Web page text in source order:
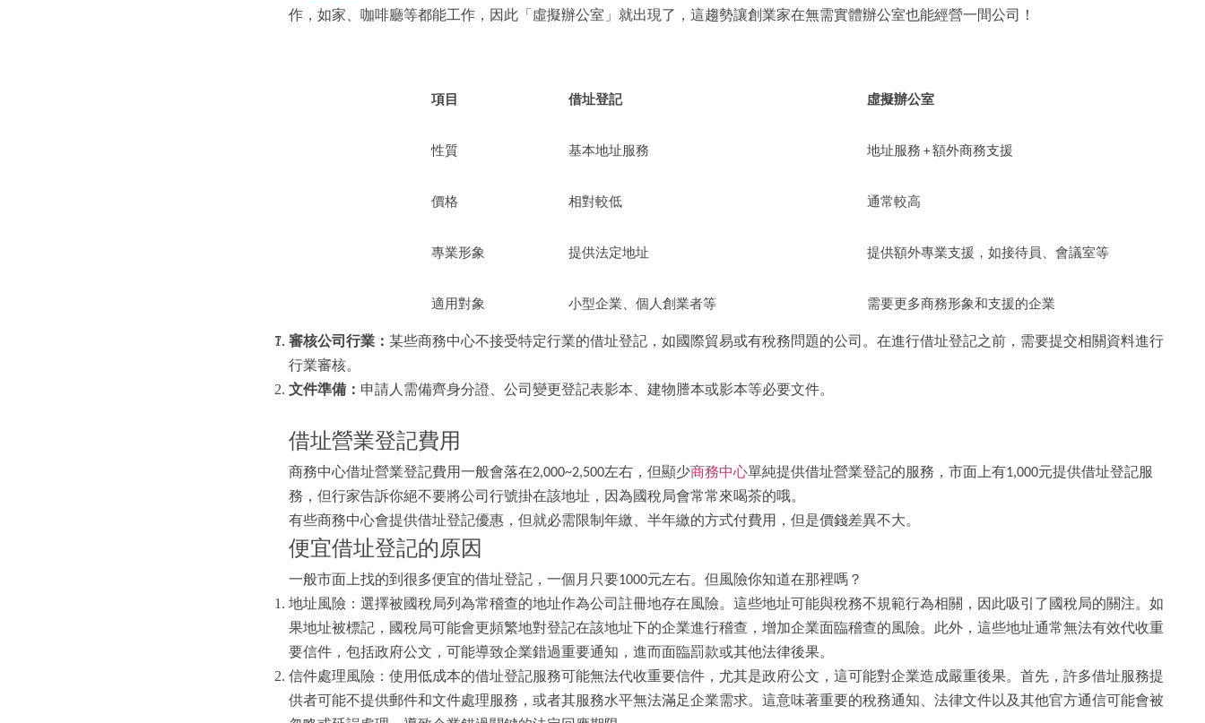
作，如家、咖啡廳等都能工作，因此「虛擬辦公室」就出現了，這趨勢讓創業家在無需實體辦公室也能經營一間公司！
項目 借址登記 虛擬辦公室
性質 基本地址服務 地址服務 + 額外商務支援
價格 相對較低 通常較高
專業形象 提供法定地址 提供額外專業支援，如接待員、會議室等
適用對象 小型企業、個人創業者等 需要更多商務形象和支援的企業
審核公司行業： 某些商務中心不接受特定行業的借址登記，如國際貿易或有稅務問題的公司。在進行借址登記之前，需要提交相關資料進行
行業審核。
文件準備： 申請人需備齊身分證、公司變更登記表影本、建物謄本或影本等必要文件。
借址營業登記費用
商務中心借址營業登記費用一般會落在2,000~2,500左右，但顯少商務中心單純提供借址營業登記的服務，市面上有1,000元提供借址登記服
務，但行家告訴你絕不要將公司行號掛在該地址，因為國稅局會常常來喝茶的哦。
有些商務中心會提供借址登記優惠，但就必需限制年繳、半年繳的方式付費用，但是價錢差異不大。
便宜借址登記的原因
一般市面上找的到很多便宜的借址登記，一個月只要1000元左右。但風險你知道在那裡嗎？
地址風險：選擇被國稅局列為常稽查的地址作為公司註冊地存在風險。這些地址可能與稅務不規範行為相關，因此吸引了國稅局的關注。如
果地址被標記，國稅局可能會更頻繁地對登記在該地址下的企業進行稽查，增加企業面臨稽查的風險。此外，這些地址通常無法有效代收重
要信件，包括政府公文，可能導致企業錯過重要通知，進而面臨罰款或其他法律後果。
信件處理風險：使用低成本的借址登記服務可能無法代收重要信件，尤其是政府公文，這可能對企業造成嚴重後果。首先，許多借址服務提
供者可能不提供郵件和文件處理服務，或者其服務水平無法滿足企業需求。這意味著重要的稅務通知、法律文件以及其他官方通信可能會被